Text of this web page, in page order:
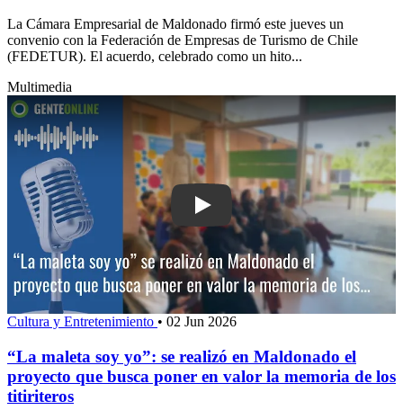
La Cámara Empresarial de Maldonado firmó este jueves un
convenio con la Federación de Empresas de Turismo de Chile
(FEDETUR). El acuerdo, celebrado como un hito...
Multimedia
Play: “La maleta soy yo”: se realizó
Cultura y Entretenimiento • 02 Jun 2026
“La maleta soy yo”: se realizó en Maldonado el
proyecto que busca poner en valor la memoria de los
titiriteros